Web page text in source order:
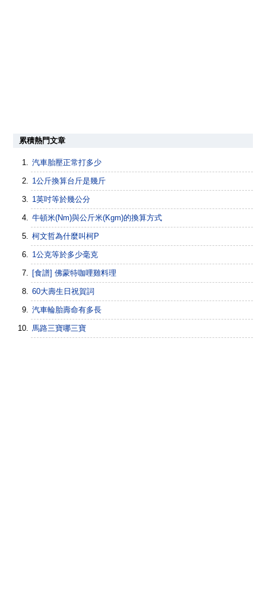
累積熱門文章
汽車胎壓正常打多少
1公斤換算台斤是幾斤
1英吋等於幾公分
牛頓米(Nm)與公斤米(Kgm)的換算方式
柯文哲為什麼叫柯P
1公克等於多少毫克
[食譜] 佛蒙特咖哩雞料理
60大壽生日祝賀詞
汽車輪胎壽命有多長
馬路三寶哪三寶